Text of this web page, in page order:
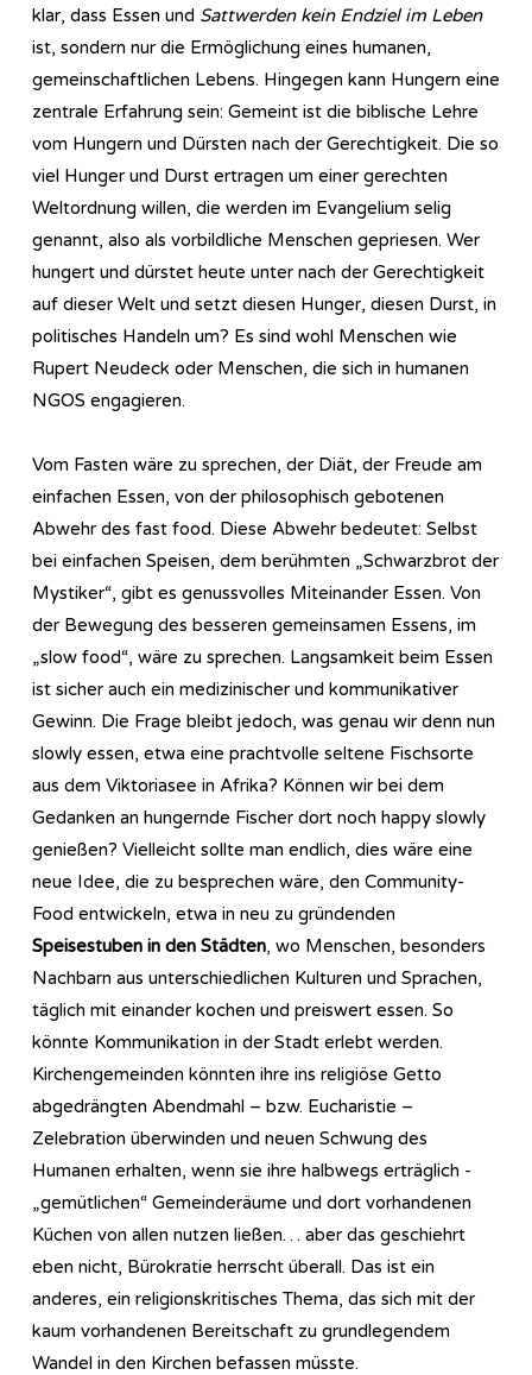
klar, dass Essen und Sattwerden kein Endziel im Leben
ist, sondern nur die Ermöglichung eines humanen,
gemeinschaftlichen Lebens. Hingegen kann Hungern eine
zentrale Erfahrung sein: Gemeint ist die biblische Lehre
vom Hungern und Dürsten nach der Gerechtigkeit. Die so
viel Hunger und Durst ertragen um einer gerechten
Weltordnung willen, die werden im Evangelium selig
genannt, also als vorbildliche Menschen gepriesen. Wer
hungert und dürstet heute unter nach der Gerechtigkeit
auf dieser Welt und setzt diesen Hunger, diesen Durst, in
politisches Handeln um? Es sind wohl Menschen wie
Rupert Neudeck oder Menschen, die sich in humanen
NGOS engagieren.
Vom Fasten wäre zu sprechen, der Diät, der Freude am
einfachen Essen, von der philosophisch gebotenen
Abwehr des fast food. Diese Abwehr bedeutet: Selbst
bei einfachen Speisen, dem berühmten „Schwarzbrot der
Mystiker“, gibt es genussvolles Miteinander Essen. Von
der Bewegung des besseren gemeinsamen Essens, im
„slow food“, wäre zu sprechen. Langsamkeit beim Essen
ist sicher auch ein medizinischer und kommunikativer
Gewinn. Die Frage bleibt jedoch, was genau wir denn nun
slowly essen, etwa eine prachtvolle seltene Fischsorte
aus dem Viktoriasee in Afrika? Können wir bei dem
Gedanken an hungernde Fischer dort noch happy slowly
genießen? Vielleicht sollte man endlich, dies wäre eine
neue Idee, die zu besprechen wäre, den Community-
Food entwickeln, etwa in neu zu gründenden
Speisestuben in den Städten, wo Menschen, besonders
Nachbarn aus unterschiedlichen Kulturen und Sprachen,
täglich mit einander kochen und preiswert essen. So
könnte Kommunikation in der Stadt erlebt werden.
Kirchengemeinden könnten ihre ins religiöse Getto
abgedrängten Abendmahl – bzw. Eucharistie –
Zelebration überwinden und neuen Schwung des
Humanen erhalten, wenn sie ihre halbwegs erträglich -
„gemütlichen“ Gemeinderäume und dort vorhandenen
Küchen von allen nutzen ließen… aber das geschiehrt
eben nicht, Bürokratie herrscht überall. Das ist ein
anderes, ein religionskritisches Thema, das sich mit der
kaum vorhandenen Bereitschaft zu grundlegendem
Wandel in den Kirchen befassen müsste.